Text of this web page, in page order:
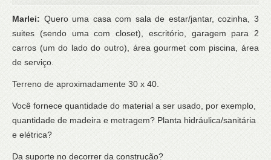
Marlei: Quero uma casa com sala de estar/jantar, cozinha, 3
suites (sendo uma com closet), escritório, garagem para 2
carros (um do lado do outro), área gourmet com piscina, área
de serviço.
Terreno de aproximadamente 30 x 40.
Você fornece quantidade do material a ser usado, por exemplo,
quantidade de madeira e metragem? Planta hidráulica/sanitária
e elétrica?
Da suporte no decorrer da construção?